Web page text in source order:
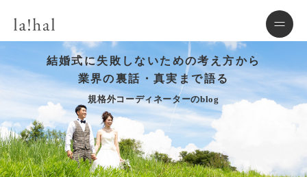
結婚式に失敗しないための考え方から
業界の裏話・真実まで語る
規格外コーディネーターのblog